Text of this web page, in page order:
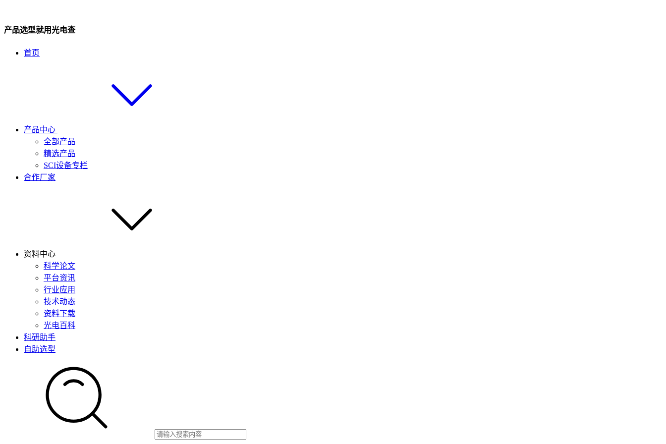
产品选型就用光电查
首页
产品中心
全部产品
精选产品
SCI设备专栏
合作厂家
资料中心
科学论文
平台资讯
行业应用
技术动态
资料下载
光电百科
科研助手
自助选型